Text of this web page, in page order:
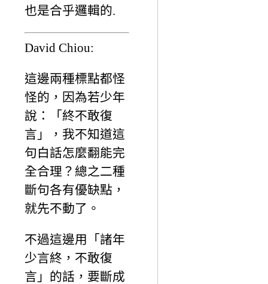
也是合乎邏輯的.
David Chiou:
這邊兩種標點都怪
怪的，因為若少年
說：「終不敢復
言」，我不知道這
句白話怎麼翻能完
全合理？總之二種
斷句各有優缺點，
就先不動了。
不過這邊用「諸年
少言終，不敢復
言」的話，要斷成